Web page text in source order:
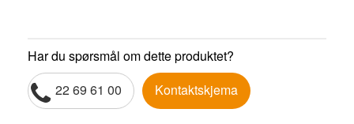
Har du spørsmål om dette produktet?
22 69 61 00
Kontaktskjema